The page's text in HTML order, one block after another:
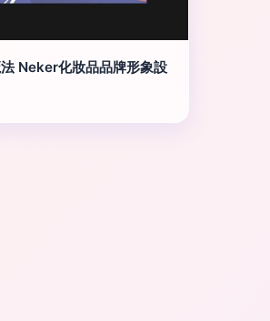
Neker化妝品品牌形象設